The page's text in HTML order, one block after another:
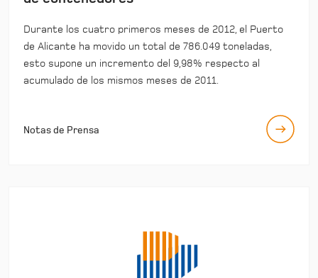
Durante los cuatro primeros meses de 2012, el Puerto
de Alicante ha movido un total de 786.049 toneladas,
esto supone un incremento del 9,98% respecto al
acumulado de los mismos meses de 2011.
Notas de Prensa